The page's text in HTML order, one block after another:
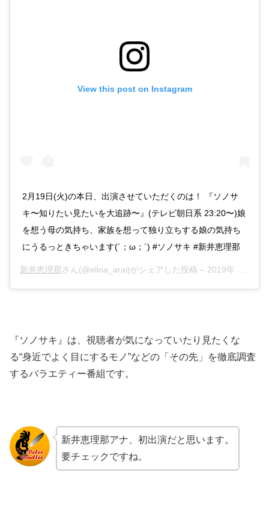
View this post on Instagram
2月19日(火)の本日、出演させていただくのは！ 『ソノサ
キ〜知りたい見たいを大追跡〜』(テレビ朝日系 23:20〜)娘
を想う母の気持ち、家族を想って独り立ちする娘の気持ち
にうるっときちゃいます(´；ω；`) #ソノサキ #新井恵理那
新井恵理那さん(@elina_arai)がシェアした投稿 – 2019年 2月月18日午後7時44分PST
『ソノサキ』は、視聴者が気になっていたり見たくな
る“身近でよく目にするモノ”などの「その先」を徹底調査
するバラエティー番組です。
新井恵理那アナ、初出演だと思います。
要チェックですね。